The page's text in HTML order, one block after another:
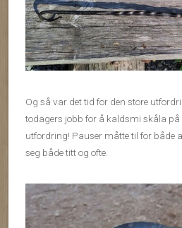
Og så var det tid for den store
todagers jobb for å kaldsmi skåla på
utfordring! Pauser måtte til for både
seg både titt og ofte.